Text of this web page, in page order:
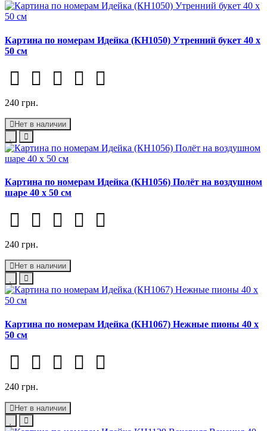
Картина по номерам Идейка (КН1050) Утренний букет 40 х
50 см
240 грн.
Нет в наличии
Картина по номерам Идейка (КН1056) Полёт на воздушном
шаре 40 х 50 см
240 грн.
Нет в наличии
Картина по номерам Идейка (КН1067) Нежные пионы 40 х
50 см
240 грн.
Нет в наличии